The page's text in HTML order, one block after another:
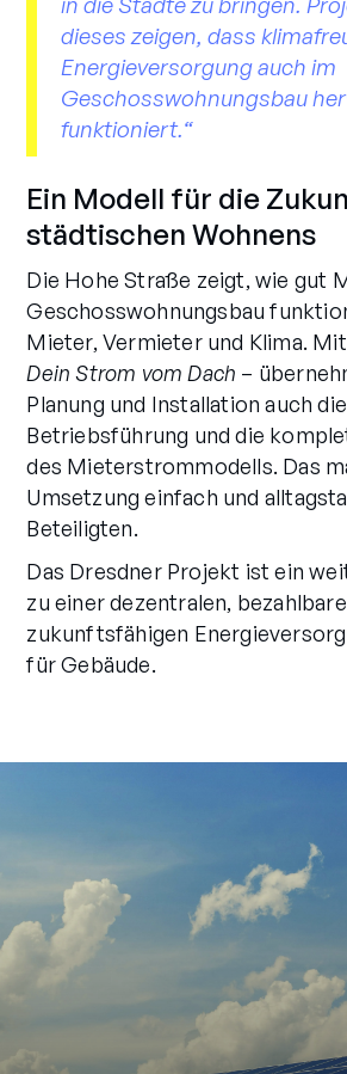
dieses zeigen, dass
Energieversorgung auch im
Geschosswohnungsbau
funktioniert.“
Ein Modell für die
städtischen Wohnens
Die Hohe Straße zeigt, wie gut
Geschosswohnungsbau
Mieter, Vermieter und Klima.
Dein Strom vom Dach –
Planung und Installation auch
Betriebsführung und die
des Mieterstrommodells. Das
Umsetzung einfach und
Beteiligten.
Das Dresdner Projekt ist ein
zu einer dezentralen,
zukunftsfähigen
für Gebäude.